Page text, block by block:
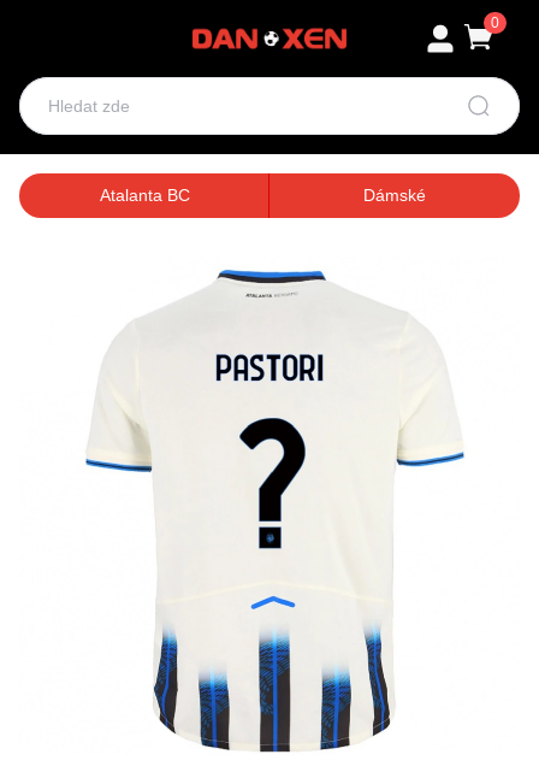
0
Atalanta BC Dámské